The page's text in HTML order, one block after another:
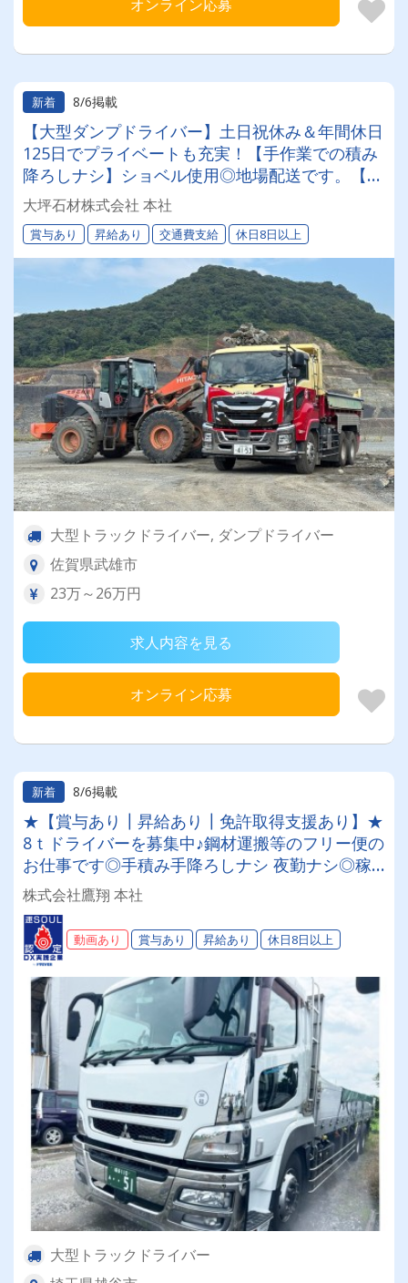
オンライン応募
新着 8/6掲載
【大型ダンプドライバー】土日祝休み＆年間休日
125日でプライベートも充実！【手作業での積み
降ろしナシ】ショベル使用◎地場配送です。【自
社専属便】安心して長く活躍できる環境です
大坪石材株式会社 本社
賞与あり 昇給あり 交通費支給 休日8日以上
大型トラックドライバー, ダンプドライバー
佐賀県武雄市
23万～26万円
求人内容を見る
オンライン応募
新着 8/6掲載
★【賞与あり┃昇給あり┃免許取得支援あり】★
8ｔドライバーを募集中♪鋼材運搬等のフリー便の
お仕事です◎手積み手降ろしナシ 夜勤ナシ◎稼
げる◎福利厚生が充実◎未経験者歓迎◎経験者優
遇
株式会社鷹翔 本社
動画あり 賞与あり 昇給あり 休日8日以上
大型トラックドライバー